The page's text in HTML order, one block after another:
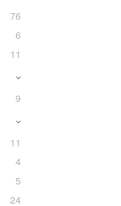
76
6
11
9
11
4
5
24